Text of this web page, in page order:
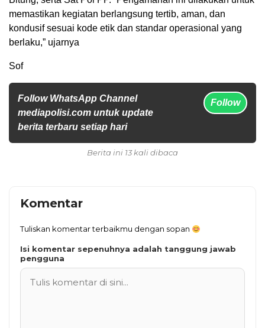
memastikan kegiatan berlangsung tertib, aman, dan
kondusif sesuai kode etik dan standar operasional yang
berlaku,” ujarnya
Sof
Follow WhatsApp Channel
mediapolisi.com untuk update
berita terbaru setiap hari
Follow
Berita ini 13 kali dibaca
Komentar
Tuliskan komentar terbaikmu dengan sopan
Isi komentar sepenuhnya adalah tanggung jawab
pengguna